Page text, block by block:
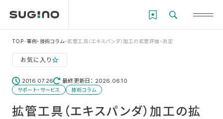
TOP 事例・技術コラム 拡管工具（エキスパンダ）加工の拡管評価・測定
お気に入り
2016.07.26 最終更新日： 2026.06.10
サポート・サービス 技術コラム
拡管工具（エキスパンダ）加工の拡